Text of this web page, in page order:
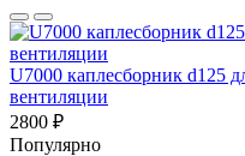
U7000 каплесборник d125
вентиляции
2800 ₽
Популярно